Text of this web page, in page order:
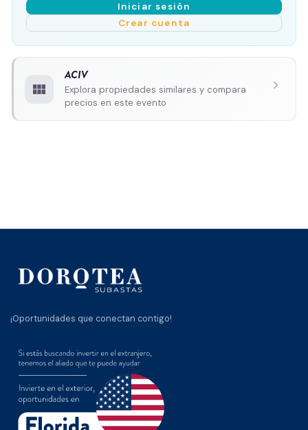
Iniciar sesión
Crear cuenta
view_module
ACIV
Explora propiedades similares y compara
precios en este evento
chevron_right
¡Oportunidades que conectan contigo!